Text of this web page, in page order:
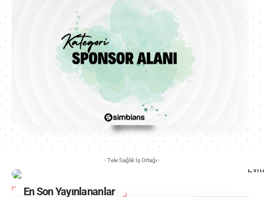
- Tele Sağlık İş Ortağı -
En Son Yayınlananlar